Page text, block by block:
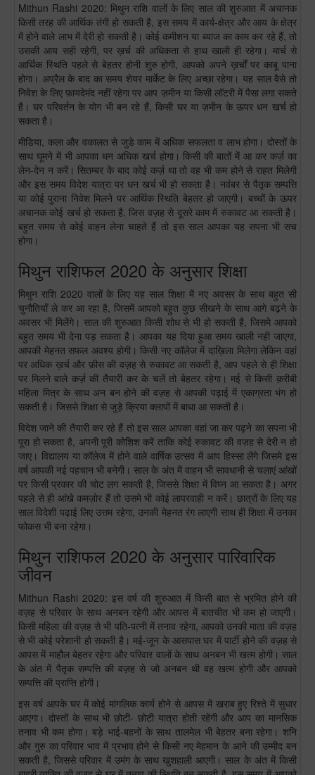
Mithun Rashi 2020: मिथुन राशि वालों के लिए साल की शुरुआत में अचानक
किसी तरह की आर्थिक तंगी हो सकती है, इस समय में कार्य-क्षेत्र और आय के क्षेत्र
में होने वाले लाभ में देरी हो सकती है। कोई कमीशन या ब्याज का काम कर रहे हैं, तो
उसकी आय सही रहेगी, पर ख़र्च की अधिकता से हाथ खाली ही रहेगा। मार्च से
आर्थिक स्थिति पहले से बेहतर होनी शुरु होगी, आपको अपने ख़र्चों पर काबू पाना
होगा। अप्रैल के बाद का समय शेयर मार्केट के लिए अच्छा रहेगा। यह साल वैसे तो
निवेश के लिए फ़ायदेमंद नहीं रहेगा पर आप ज़मीन या किसी लॉटरी में पैसा लगा सकते
है। घर परिवर्तन के योग भी बन रहे हैं, किसी घर या ज़मीन के ऊपर धन खर्च हो
सकता है।
मीडिया, कला और वकालत से जुडे काम में अधिक सफलता व लाभ होगा। दोस्तों के
साथ घूमने में भी आपका धन अधिक खर्च होगा। किसी की बातों में आ कर कर्ज़ का
लेन-देन न करें। सितम्बर के बाद कोई कर्ज़ था तो वह भी कम होने से राहत मिलेगी
और इस समय विदेश यात्रा पर धन खर्च भी हो सकता है। नवंबर से पैतृक सम्पत्ति
या कोई पुराना निवेश मिलने पर आर्थिक स्थिति बेहतर हो जाएगी। बच्चों के ऊपर
अचानक कोई खर्च हो सकता है, जिस वज़ह से दूसरे काम में रुकावट आ सकती है।
बहुत समय से कोई वाहन लेना चाहते हैं तो इस साल आपका यह सपना भी सच
होगा।
मिथुन राशिफल 2020 के अनुसार शिक्षा
मिथुन राशि 2020 वालों के लिए यह साल शिक्षा में नए अवसर के साथ बहुत सी
चुनौतियाँ ले कर आ रहा है, जिसमें आपको बहुत कुछ सीखने के साथ आगे बढ़ने के
अवसर भी मिलेंगे। साल की शुरुआत किसी शोध से भी हो सकती है, जिसमे आपको
बहुत समय भी देना पड़ सकता है। आपका यह दिया हुआ समय खाली नही जाएगा,
आपकी मेहनत सफल अवश्य होगी। किसी नए कॉलेज में दाख़िला मिलेगा लेकिन वहां
पर अधिक ख़र्च और फ़ीस की वज़ह से रुकावट आ सकती है, आप पहले से ही शिक्षा
पर मिलने वाले कर्ज़ की तैयारी कर के चलें तो बेहतर रहेगा। मई से किसी क़रीबी
महिला मित्र के साथ अन बन होने की वज़ह से आपकी पढ़ाई में एकाग्रता भंग हो
सकती है। जिससे शिक्षा से जुड़े क्रिया क्लापों में बाधा आ सकती है।
विदेश जाने की तैयारी कर रहे हैं तो इस साल आपका वहां जा कर पढ़ने का सपना भी
पूरा हो सकता है, अपनी पूरी कोशिश करें ताकि कोई रुकावट की वज़ह से देरी न हो
जाए। विद्यालय या कॉलेज में होने वाले वार्षिक उत्सव में आप हिस्सा लेंगे जिसमे इस
वर्ष आपकी नई पहचान भी बनेगी। साल के अंत में वाहन भी सावधानी से चलाएं आंखों
पर किसी प्रकार की चोट लग सकती है, जिससे शिक्षा में विघ्न आ सकता है। अगर
पहले से ही आंखे कमज़ोर हैं तो उसमे भी कोई लापरवाही न करें। छात्रों के लिए यह
साल विदेशी पढ़ाई लिए उत्तम रहेगा, उनकी मेहनत रंग लाएगी साथ ही शिक्षा में उनका
फोकस भी बना रहेगा।
मिथुन राशिफल 2020 के अनुसार पारिवारिक
जीवन
Mithun Rashi 2020: इस वर्ष की शुरुआत में किसी बात से भ्रमित होने की
वज़ह से परिवार के साथ अनबन रहेगी और आपस में बातचीत भी कम हो जाएगी।
किसी महिला की वज़ह से भी पति-पत्नी में तनाव रहेगा, आपको उनकी माता की वज़ह
से भी कोई परेशानी हो सकती है। मई-जून के आसपास घर में पार्टी होने की वज़ह से
आपस में माहौल बेहतर रहेगा और परिवार वालों के साथ अनबन भी खत्म होगी। साल
के अंत में पैतृक सम्पत्ति की वज़ह से जो अनबन थी वह खत्म होगी और आपको
सम्पत्ति की प्राप्ति होगी।
इस वर्ष आपके घर में कोई मांगलिक कार्य होने से आपस में खराब हुए रिश्ते में सुधार
आएगा। दोस्तों के साथ भी छोटी- छोटी यात्रा होती रहेंगी और आप का मानसिक
तनाव भी कम होगा। बड़े भाई-बहनों के साथ तालमेल भी बेहतर बना रहेगा। शनि
और गुरु का परिवार भाव में प्रभाव होने से किसी नए मेहमान के आने की उम्मीद बन
सकती है, जिससे परिवार में उमंग के साथ खुशहाली आएगी। साल के अंत में किसी